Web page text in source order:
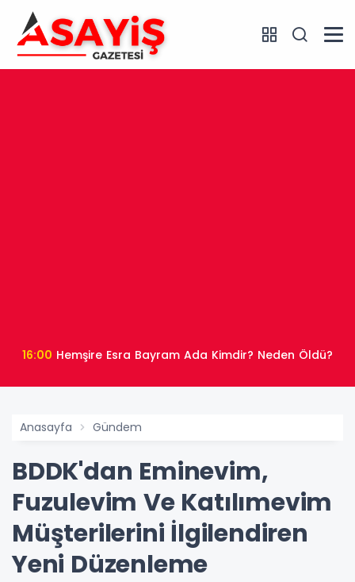
16:00 Hemşire Esra Bayram Ada Kimdir? Neden Öldü?
Anasayfa Gündem
BDDK'dan Eminevim,
Fuzulevim Ve Katılımevim
Müşterilerini İlgilendiren
Yeni Düzenleme